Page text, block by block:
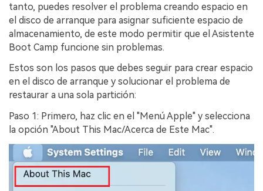
tanto, puedes resolver el problema creando espacio en
el disco de arranque para asignar suficiente espacio de
almacenamiento, de este modo permitir que el Asistente
Boot Camp funcione sin problemas.󠀲󠀡󠀩󠀣󠀡󠀢󠀩󠀨󠀢
E󠀰stos son los pasos que debes seguir para crear espacio
en el disco de arranque y solucionar el problema de
restaurar a una sola partición:󠀲󠀡󠀩󠀣󠀡󠀢󠀩󠀨󠀣󠀳
Paso 1: Primero, haz clic en el "Menú Apple" y selecciona
la opción "About This Mac/Acerca de Este Mac".󠀲󠀡󠀩󠀣󠀡󠀢󠀩󠀨󠀤